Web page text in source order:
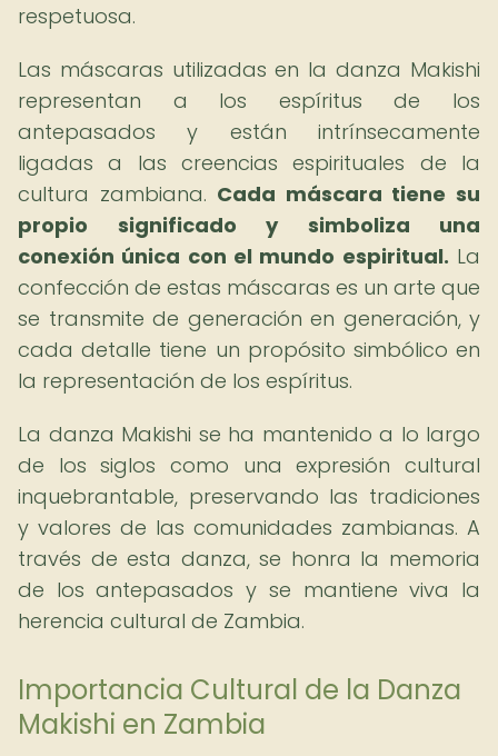
respetuosa.
Las máscaras utilizadas en la danza Makishi
representan a los espíritus de los
antepasados y están intrínsecamente
ligadas a las creencias espirituales de la
cultura zambiana. Cada máscara tiene su
propio significado y simboliza una
conexión única con el mundo espiritual. La
confección de estas máscaras es un arte que
se transmite de generación en generación, y
cada detalle tiene un propósito simbólico en
la representación de los espíritus.
La danza Makishi se ha mantenido a lo largo
de los siglos como una expresión cultural
inquebrantable, preservando las tradiciones
y valores de las comunidades zambianas. A
través de esta danza, se honra la memoria
de los antepasados y se mantiene viva la
herencia cultural de Zambia.
Importancia Cultural de la Danza
Makishi en Zambia